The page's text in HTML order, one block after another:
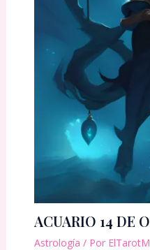
ACUARIO 14 DE
Astrología / Por